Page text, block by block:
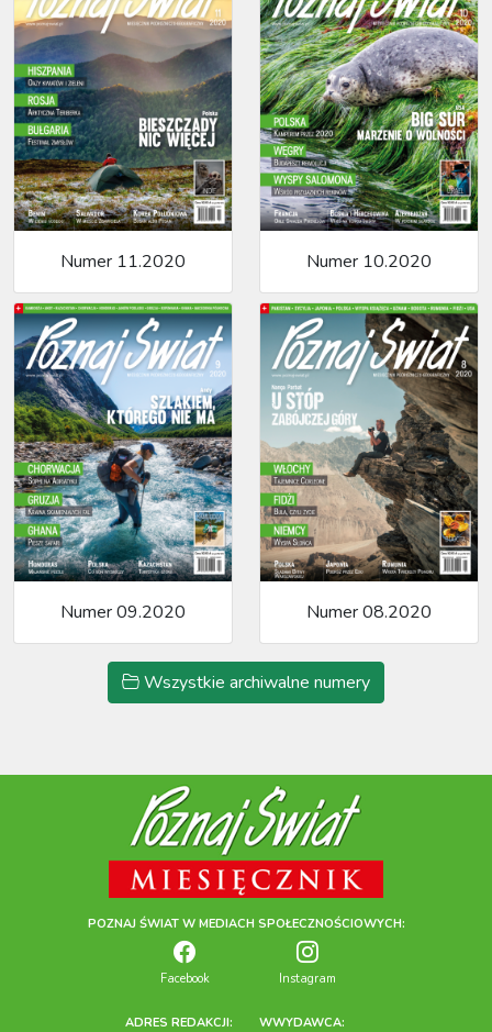
Numer 11.2020 Numer 10.2020
Numer 09.2020 Numer 08.2020
Wszystkie archiwalne numery
POZNAJ ŚWIAT W MEDIACH SPOŁECZNOŚCIOWYCH:
Facebook Instagram
ADRES REDAKCJI:
WWYDAWCA: